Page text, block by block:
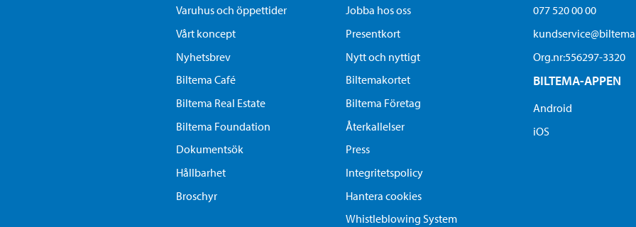
Varuhus och öppettider
Vårt koncept
Nyhetsbrev
Biltema Café
Biltema Real Estate
Biltema Foundation
Dokumentsök
Hållbarhet
Broschyr
Jobba hos oss
Presentkort
Nytt och nyttigt
Biltemakortet
Biltema Företag
Återkallelser
Press
Integritetspolicy
Hantera cookies
Whistleblowing System
077 520 00 00
Org.nr:556297-3320
BILTEMA-APPEN
Android
iOS